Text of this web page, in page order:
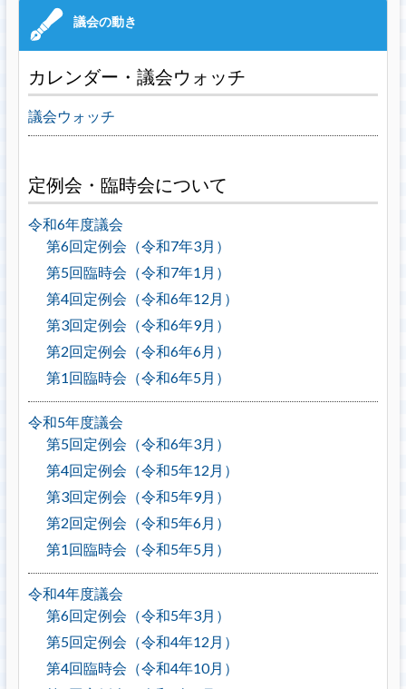
カレンダー・議会ウォッチ
議会ウォッチ
定例会・臨時会について
令和6年度議会
第6回定例会（令和7年3月）
第5回臨時会（令和7年1月）
第4回定例会（令和6年12月）
第3回定例会（令和6年9月）
第2回定例会（令和6年6月）
第1回臨時会（令和6年5月）
令和5年度議会
第5回定例会（令和6年3月）
第4回定例会（令和5年12月）
第3回定例会（令和5年9月）
第2回定例会（令和5年6月）
第1回臨時会（令和5年5月）
令和4年度議会
第6回定例会（令和5年3月）
第5回定例会（令和4年12月）
第4回臨時会（令和4年10月）